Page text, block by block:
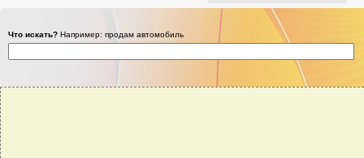
Что искать? Например: продам автомобиль